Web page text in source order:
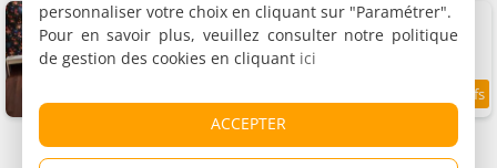
Chambre d'hôtes La Grange aux dames
Chambre double, 2 personnes
10.6 km 9.3/10
personnaliser votre choix en cliquant sur "Paramétrer".
Pour en savoir plus, veuillez consulter notre politique
de gestion des cookies en cliquant ici
ACCEPTER